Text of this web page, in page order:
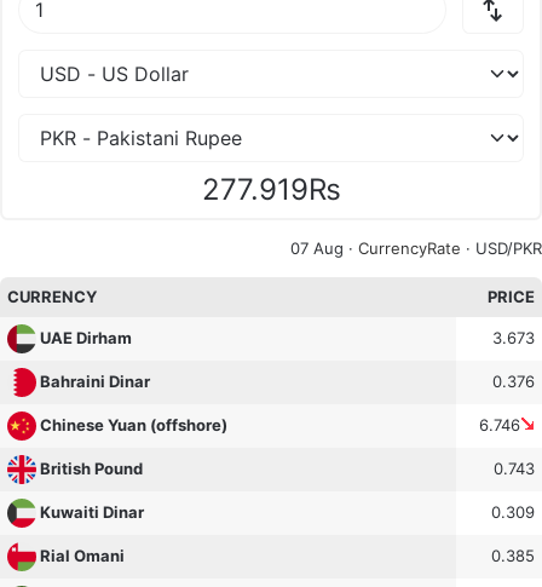
277.919₨
07 Aug · CurrencyRate · USD/PKR
CURRENCY PRICE
UAE Dirham 3.673
Bahraini Dinar 0.376
Chinese Yuan (offshore) 6.746
British Pound 0.743
Kuwaiti Dinar 0.309
Rial Omani 0.385